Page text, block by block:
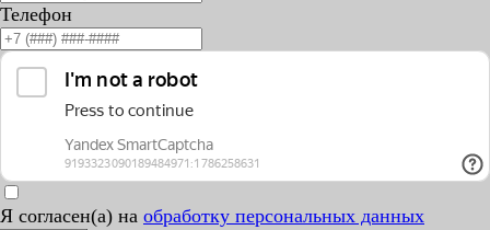
Телефон
Я согласен(а) на обработку персональных данных